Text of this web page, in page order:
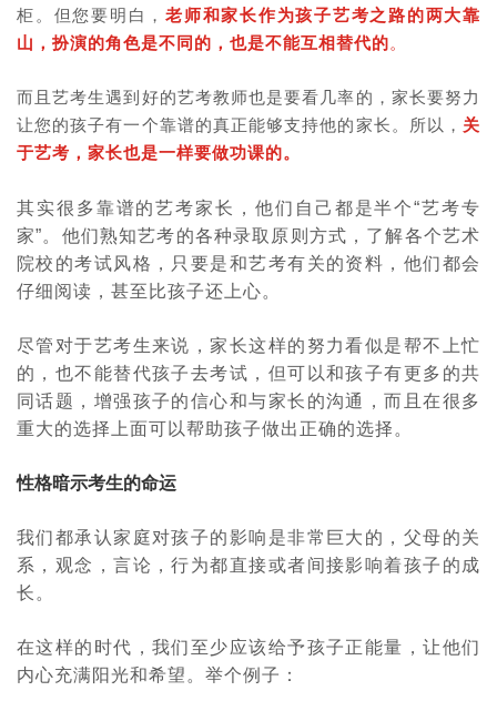
柜。但您要明白， 老师和家长作为孩子艺考之路的两大靠
山，扮演的角色是不同的，也是不能互相替代的。
而且艺考生遇到好的艺考教师也是要看几率的，家长要努力
让您的孩子有一个靠谱的真正能够支持他的家长。所以， 关
于艺考，家长也是一样要做功课的。
其实很多靠谱的艺考家长，他们自己都是半个“艺考专
家”。他们熟知艺考的各种录取原则方式，了解各个艺术
院校的考试风格，只要是和艺考有关的资料，他们都会
仔细阅读，甚至比孩子还上心。
尽管对于艺考生来说，家长这样的努力看似是帮不上忙
的，也不能替代孩子去考试，但可以和孩子有更多的共
同话题，增强孩子的信心和与家长的沟通，而且在很多
重大的选择上面可以帮助孩子做出正确的选择。
性格暗示考生的命运
我们都承认家庭对孩子的影响是非常巨大的，父母的关
系，观念，言论，行为都直接或者间接影响着孩子的成
长。
在这样的时代，我们至少应该给予孩子正能量，让他们
内心充满阳光和希望。举个例子：